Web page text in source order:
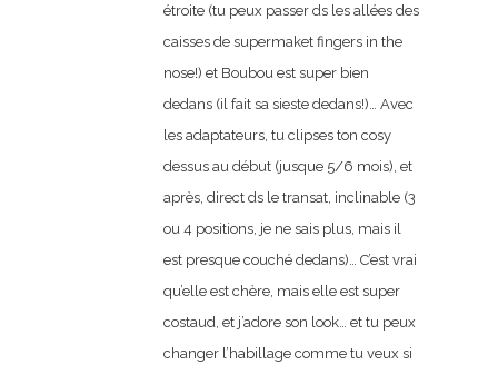
étroite (tu peux passer ds les allées des
caisses de supermaket fingers in the
nose!) et Boubou est super bien
dedans (il fait sa sieste dedans!)… Avec
les adaptateurs, tu clipses ton cosy
dessus au début (jusque 5/6 mois), et
après, direct ds le transat, inclinable (3
ou 4 positions, je ne sais plus, mais il
est presque couché dedans)… C’est vrai
qu’elle est chère, mais elle est super
costaud, et j’adore son look… et tu peux
changer l’habillage comme tu veux si